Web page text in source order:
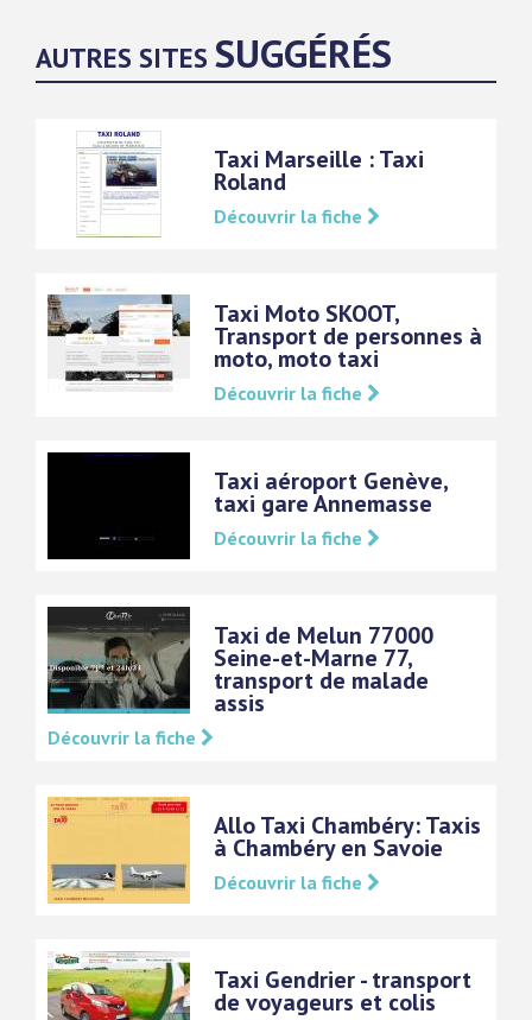
AUTRES SITES SUGGÉRÉS
Taxi Marseille : Taxi
Roland
Découvrir la fiche
Taxi Moto SKOOT,
Transport de personnes à
moto, moto taxi
Découvrir la fiche
Taxi aéroport Genève,
taxi gare Annemasse
Découvrir la fiche
Taxi de Melun 77000
Seine-et-Marne 77,
transport de malade
assis
Découvrir la fiche
Allo Taxi Chambéry: Taxis
à Chambéry en Savoie
Découvrir la fiche
Taxi Gendrier - transport
de voyageurs et colis